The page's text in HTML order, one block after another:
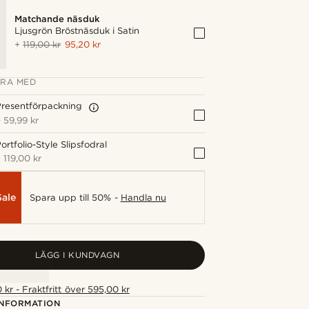
Matchande näsduk
Ljusgrön Bröstnäsduk i Satin
+119,00 kr 95,20 kr
MED
59,99 kr
Style Slipsfodral
119,00 kr
Spara upp till 50% - Handla nu
LÄGG I KUNDVAGN
kr - Fraktfritt över 595,00 kr